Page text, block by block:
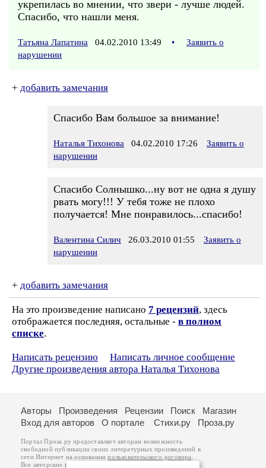
укрепилась во мнении, что звери - лучше людей.
Спасибо, что нашли меня.
Татьяна Лапатина 04.02.2010 13:49 •
Заявить о
нарушении
+ добавить замечания
Спасибо Вам большое за внимание!
Наталья Тихонова 04.02.2010 17:26
Заявить о
нарушении
Спасибо Солнышко...ну вот не одна я душу
рвать могу!!! У тебя тоже не плохо
получается! Мне понравилось...спасибо!
Валентина Силич 26.03.2010 01:55
Заявить о
нарушении
+ добавить замечания
На это произведение написано 7 рецензий, здесь
отображается последняя, остальные - в полном
списке.
Написать рецензию
Написать личное сообщение
Другие произведения автора Наталья Тихонова
Авторы Произведения Рецензии Поиск
Магазин
Вход для авторов
О портале Стихи.ру Проза.ру
Портал Проза.ру предоставляет авторам возможность
свободной публикации своих литературных произведений в
сети Интернет на основаниипользовательского договора
Все авторские права на произведения принадлежат авторам